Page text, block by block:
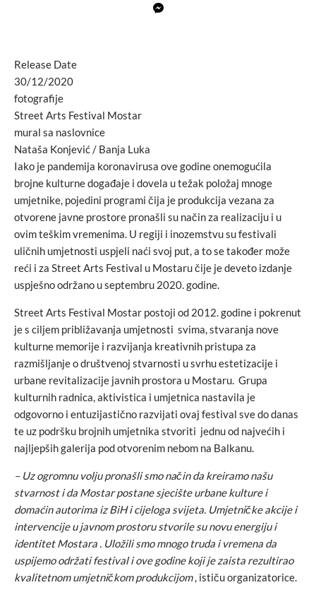
Release Date
30/12/2020
fotografije
Street Arts Festival Mostar
mural sa naslovnice
Nataša Konjević / Banja Luka
Iako je pandemija koronavirusa ove godine onemogućila
brojne kulturne događaje i dovela u težak položaj mnoge
umjetnike, pojedini programi čija je produkcija vezana za
otvorene javne prostore pronašli su način za realizaciju i u
ovim teškim vremenima. U regiji i inozemstvu su festivali
uličnih umjetnosti uspjeli naći svoj put, a to se također može
reći i za Street Arts Festival u Mostaru čije je deveto izdanje
uspješno održano u septembru 2020. godine.
Street Arts Festival Mostar postoji od 2012. godine i pokrenut
je s ciljem približavanja umjetnosti svima, stvaranja nove
kulturne memorije i razvijanja kreativnih pristupa za
razmišljanje o društvenoj stvarnosti u svrhu estetizacije i
urbane revitalizacije javnih prostora u Mostaru. Grupa
kulturnih radnica, aktivistica i umjetnica nastavila je
odgovorno i entuzijastično razvijati ovaj festival sve do danas
te uz podršku brojnih umjetnika stvoriti jednu od najvećih i
najljepših galerija pod otvorenim nebom na Balkanu.
– Uz ogromnu volju pronašli smo način da kreiramo našu
stvarnost i da Mostar postane sjecište urbane kulture i
domaćin autorima iz BiH i cijeloga svijeta. Umjetničke akcije i
intervencije u javnom prostoru stvorile su novu energiju i
identitet Mostara . Uložili smo mnogo truda i vremena da
uspijemo održati festival i ove godine koji je zaista rezultirao
kvalitetnom umjetničkom produkcijom, ističu organizatorice.